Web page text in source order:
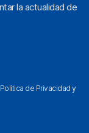
la actualidad de
Política de Privacidad y